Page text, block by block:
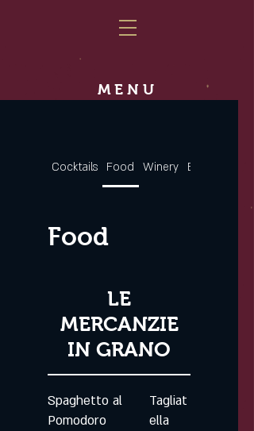
MENU
Cocktails Food Winery Beers
Food
LE
MERCANZIE
IN GRANO
Spaghetto al
Pomodoro
Tagliat
ella